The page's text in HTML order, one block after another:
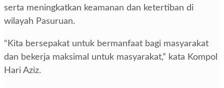
serta meningkatkan keamanan dan ketertiban di
wilayah Pasuruan.
“Kita bersepakat untuk bermanfaat bagi masyarakat
dan bekerja maksimal untuk masyarakat,” kata Kompol
Hari Aziz.